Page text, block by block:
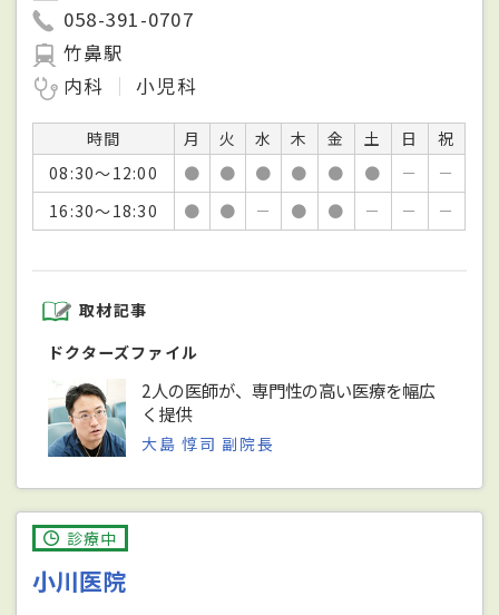
058-391-0707
竹鼻駅
内科
小児科
時間 月 火 水 木 金 土 日
祝
08:30～12:00
● ● ● ● ● ● －
－
16:30～18:30
● ● － ● ● － － －
取材記事
ドクターズファイル
2人の医師が、専門性の高い医療を幅広
く提供
大島 惇司 副院長
診療中
小川医院